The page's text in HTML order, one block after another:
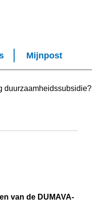
Mijnpost
duurzaamheidssubsidie?
van de DUMAVA-